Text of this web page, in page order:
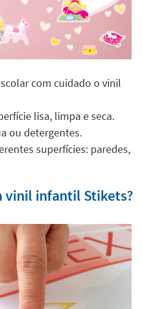
com cuidado o vinil
lisa, limpa e seca.
ou detergentes.
superfícies: paredes,
vinil infantil Stikets?